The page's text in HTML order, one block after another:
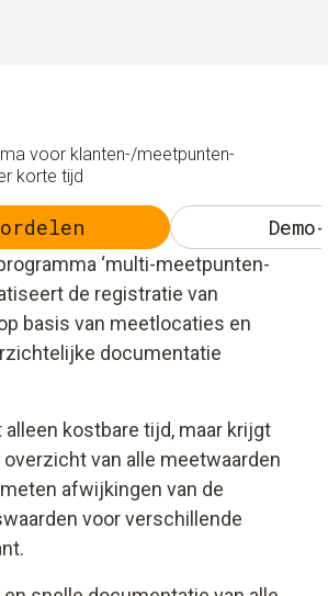
voor klanten-/meetpunten-
korte tijd
‘multi-meetpunten-
de registratie van
basis van meetlocaties en
documentatie
alleen kostbare tijd, maar krijgt
van alle meetwaarden
afwijkingen van de
voor verschillende